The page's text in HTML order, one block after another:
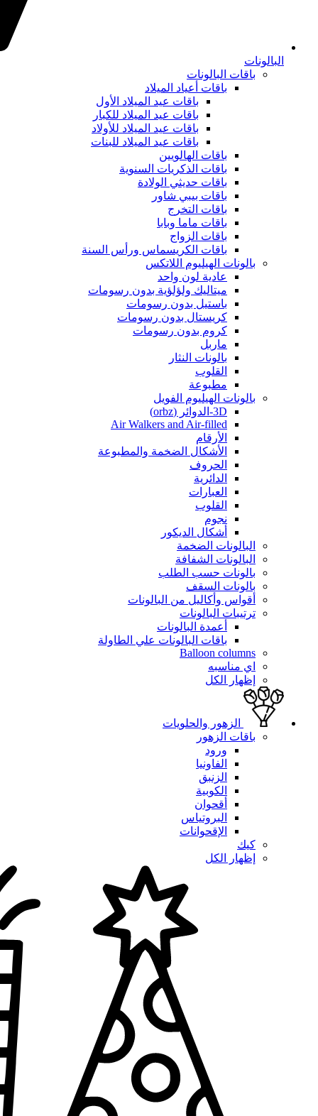
البالونات
باقات البالونات
باقات أعياد الميلاد
باقات عيد الميلاد الأول
باقات عيد الميلاد للكبار
باقات عيد الميلاد للأولاد
باقات عيد الميلاد للبنات
باقات الهالويين
باقات الذكريات السنوية
باقات حديثي الولادة
باقات بيبي شاور
باقات التخرج
باقات ماما وبابا
باقات الزواج
باقات الكريسماس ورأس السنة
بالونات الهيليوم اللاتكس
عادية لون واحد
ميتاليك ولؤلؤية بدون رسومات
باستيل بدون رسومات
كريستال بدون رسومات
كروم بدون رسومات
ماربل
بالونات النثار
القلوب
مطبوعة
بالونات الهيليوم الفويل
3D-الدوائر (orbz)
Air Walkers and Air-filled
الأرقام
الأشكال الضخمة والمطبوعة
الحروف
الدائرية
العبارات
القلوب
نجوم
أشكال الديكور
البالونات الضخمة
البالونات الشفافة
بالونات حسب الطلب
بالونات السقف
أقواس وأكاليل من البالونات
ترتيبات البالونات
أعمدة البالونات
باقات البالونات علي الطاولة
Balloon columns
اي مناسبه
إظهار الكل
الزهور والحلويات
باقات الزهور
ورود
الفاونيا
الزنبق
الكوبية
أقحوان
البروتياس
الإقحوانات
كيك
إظهار الكل